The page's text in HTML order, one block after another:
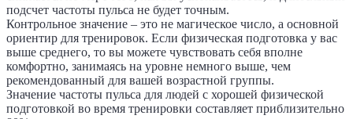
подсчет частоты пульса не будет точным.
Контрольное значение – это не магическое число, а основной
ориентир для тренировок. Если физическая подготовка у вас
выше среднего, то вы можете чувствовать себя вполне
комфортно, занимаясь на уровне немного выше, чем
рекомендованный для вашей возрастной группы.
Значение частоты пульса для людей с хорошей физической
подготовкой во время тренировки составляет приблизительно